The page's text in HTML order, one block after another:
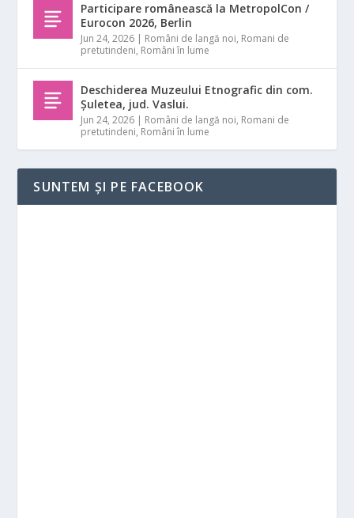
Participare românească la MetropolCon /
Eurocon 2026, Berlin
Jun 24, 2026 | Români de langă noi, Romani de
pretutindeni, Români în lume
Deschiderea Muzeului Etnografic din com.
Șuletea, jud. Vaslui.
Jun 24, 2026 | Români de langă noi, Romani de
pretutindeni, Români în lume
SUNTEM ȘI PE FACEBOOK